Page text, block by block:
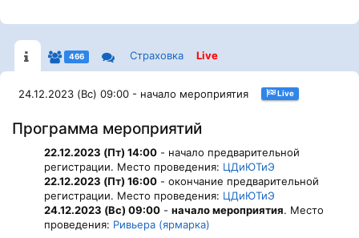
466 Страховка Live
24.12.2023 (Вс) 09:00 - начало мероприятия Live
Программа мероприятий
22.12.2023 (Пт) 14:00 - начало предварительной
регистрации. Место проведения: ЦДиЮТиЭ
22.12.2023 (Пт) 16:00 - окончание предварительной
регистрации. Место проведения: ЦДиЮТиЭ
24.12.2023 (Вс) 09:00 - начало мероприятия. Место
проведения: Ривьера (ярмарка)